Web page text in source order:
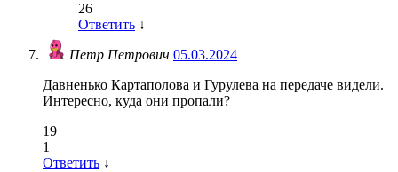
26
Ответить ↓
Петр Петрович 05.03.2024
Давненько Картаполова и Гурулева на передаче видели.
Интересно, куда они пропали?
19
1
Ответить ↓